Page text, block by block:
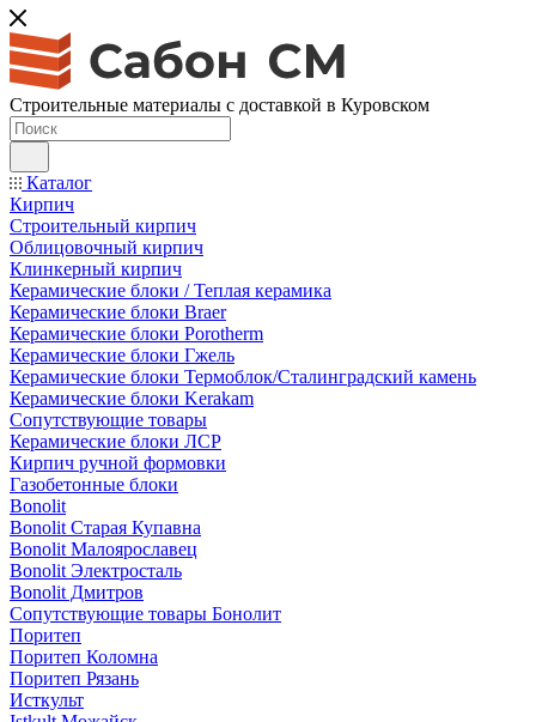
Строительные материалы с доставкой в Куровском
Каталог
Кирпич
Строительный кирпич
Облицовочный кирпич
Клинкерный кирпич
Керамические блоки / Теплая керамика
Керамические блоки Braer
Керамические блоки Porotherm
Керамические блоки Гжель
Керамические блоки Термоблок/Сталинградский камень
Керамические блоки Kerakam
Сопутствующие товары
Керамические блоки ЛСР
Кирпич ручной формовки
Газобетонные блоки
Bonolit
Bonolit Старая Купавна
Bonolit Малоярославец
Bonolit Электросталь
Bonolit Дмитров
Сопутствующие товары Бонолит
Поритеп
Поритеп Коломна
Поритеп Рязань
Исткульт